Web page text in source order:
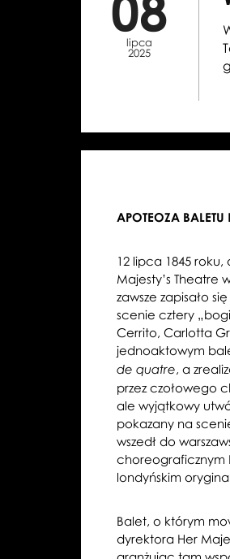
lipca
2025
APOTEOZA
12 lipca 1845
Majesty’s Theatre
zawsze zapisało
scenie cztery
Cerrito, Carlotta
jednoaktowym
de quatre, a
przez czołowego
ale wyjątkowy
pokazany na
wszedł do
choreograficznym
londyńskim
Balet, o którym
dyrektora Her